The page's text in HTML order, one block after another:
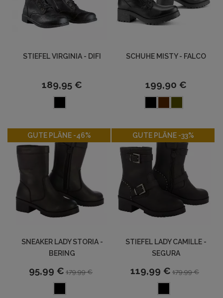
STIEFEL VIRGINIA - DIFI
189,95 €
SCHUHE MISTY - FALCO
199,90 €
GUTE PLÄNE -46%
SNEAKER LADY STORIA -
BERING
95,99 € 179,99 €
-46% GUTE PLÄNE -33%
STIEFEL LADY CAMILLE -
SEGURA
119,99 € 179,99 €